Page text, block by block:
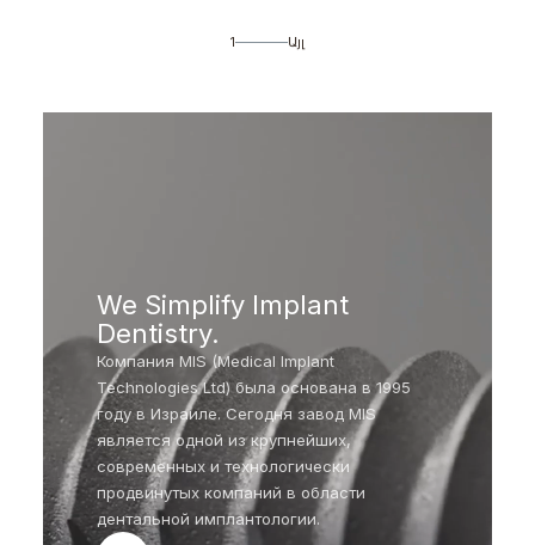
1 Այլ
We Simplify Implant
Dentistry.
Компания MIS (Medical Implant
Technologies Ltd) была основана в 1995
году в Израиле. Сегодня завод MIS
является одной из крупнейших,
современных и технологически
продвинутых компаний в области
дентальной имплантологии.